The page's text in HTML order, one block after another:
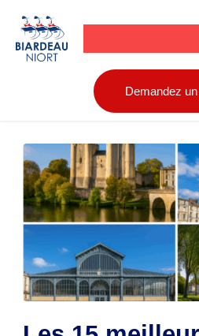
contenu
Demandez